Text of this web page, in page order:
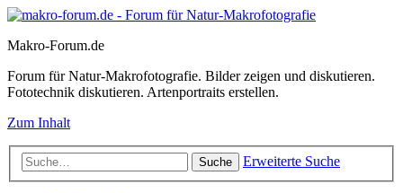
Makro-Forum.de
Forum für Natur-Makrofotografie. Bilder zeigen und diskutieren.
Fototechnik diskutieren. Artenportraits erstellen.
Zum Inhalt
Suche Erweiterte Suche